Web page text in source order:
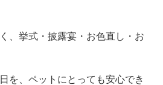
、挙式・披露宴・お色直し・お
を、ペットにとっても安心でき